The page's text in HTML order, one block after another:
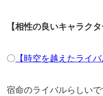
【相性の良いキャラクタ
〇 【時空を越えたライ
宿命のライバルらしい